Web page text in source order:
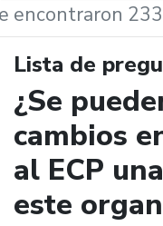
encontraron
Lista de
¿Se
cambios
al ECP
este